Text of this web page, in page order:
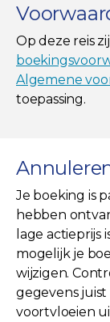
Op deze reis
Algemene
toepassing.
Je boeking is
hebben
lage actieprijs
mogelijk je
wijzigen.
gegevens juist
voortvloeien